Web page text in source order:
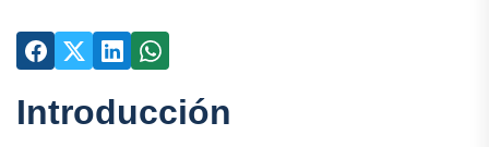
Introducción